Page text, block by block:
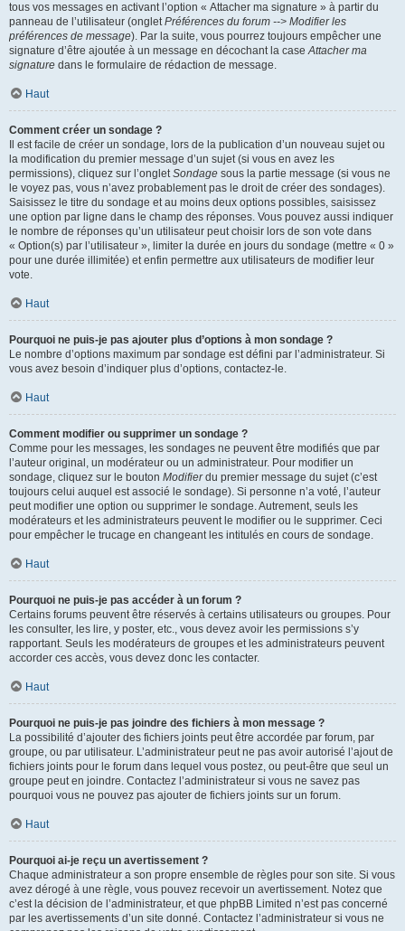
tous vos messages en activant l’option « Attacher ma signature » à partir du
panneau de l’utilisateur (ongletPréférences du forum --> Modifier les
préférences de message). Par la suite, vous pourrez toujours empêcher une
signature d’être ajoutée à un message en décochant la caseAttacher ma
signature dans le formulaire de rédaction de message.
Haut
Comment créer un sondage ?
Il est facile de créer un sondage, lors de la publication d’un nouveau sujet ou
la modification du premier message d’un sujet (si vous en avez les
permissions), cliquez sur l’ongletSondage sous la partie message (si vous ne
le voyez pas, vous n’avez probablement pas le droit de créer des sondages).
Saisissez le titre du sondage et au moins deux options possibles, saisissez
une option par ligne dans le champ des réponses. Vous pouvez aussi indiquer
le nombre de réponses qu’un utilisateur peut choisir lors de son vote dans
« Option(s) par l’utilisateur », limiter la durée en jours du sondage (mettre « 0 »
pour une durée illimitée) et enfin permettre aux utilisateurs de modifier leur
vote.
Haut
Pourquoi ne puis-je pas ajouter plus d’options à mon sondage ?
Le nombre d’options maximum par sondage est défini par l’administrateur. Si
vous avez besoin d’indiquer plus d’options, contactez-le.
Haut
Comment modifier ou supprimer un sondage ?
Comme pour les messages, les sondages ne peuvent être modifiés que par
l’auteur original, un modérateur ou un administrateur. Pour modifier un
sondage, cliquez sur le bouton Modifierdu premier message du sujet (c’est
toujours celui auquel est associé le sondage). Si personne n’a voté, l’auteur
peut modifier une option ou supprimer le sondage. Autrement, seuls les
modérateurs et les administrateurs peuvent le modifier ou le supprimer. Ceci
pour empêcher le trucage en changeant les intitulés en cours de sondage.
Haut
Pourquoi ne puis-je pas accéder à un forum ?
Certains forums peuvent être réservés à certains utilisateurs ou groupes. Pour
les consulter, les lire, y poster, etc., vous devez avoir les permissions s’y
rapportant. Seuls les modérateurs de groupes et les administrateurs peuvent
accorder ces accès, vous devez donc les contacter.
Haut
Pourquoi ne puis-je pas joindre des fichiers à mon message ?
La possibilité d’ajouter des fichiers joints peut être accordée par forum, par
groupe, ou par utilisateur. L’administrateur peut ne pas avoir autorisé l’ajout de
fichiers joints pour le forum dans lequel vous postez, ou peut-être que seul un
groupe peut en joindre. Contactez l’administrateur si vous ne savez pas
pourquoi vous ne pouvez pas ajouter de fichiers joints sur un forum.
Haut
Pourquoi ai-je reçu un avertissement ?
Chaque administrateur a son propre ensemble de règles pour son site. Si vous
avez dérogé à une règle, vous pouvez recevoir un avertissement. Notez que
c’est la décision de l’administrateur, et que phpBB Limited n’est pas concerné
par les avertissements d’un site donné. Contactez l’administrateur si vous ne